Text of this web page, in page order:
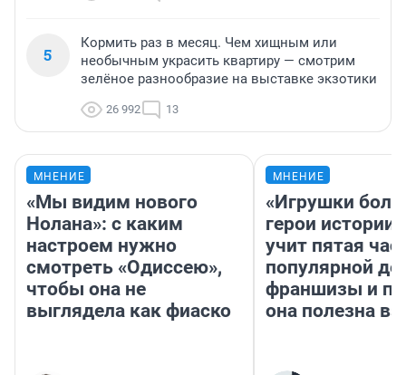
5
Кормить раз в месяц. Чем хищным или
необычным украсить квартиру — смотрим
зелёное разнообразие на выставке экзотики
26 992 13
МНЕНИЕ
«Мы видим нового
Нолана»: с каким
настроем нужно
смотреть «Одиссею»,
чтобы она не
выглядела как фиаско
МНЕНИЕ
«Игрушки
герои
учит пятая
популярной
франшизы и
она полезна